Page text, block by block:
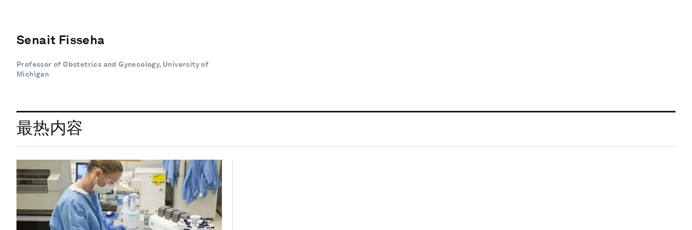
Senait Fisseha
Professor of Obstetrics and Gynecology, University of
Michigan
最热内容